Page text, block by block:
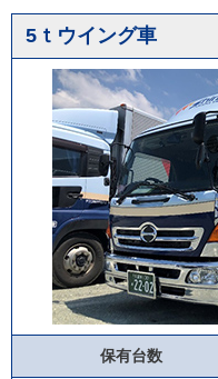
5ｔウイング車
保有台数